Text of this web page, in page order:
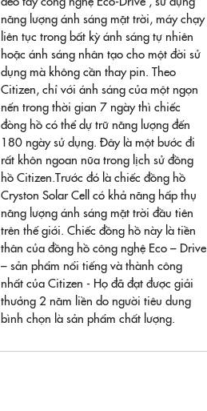
năng lượng ánh sáng mặt trời, máy chạy
liên tục trong bất kỳ ánh sáng tự nhiên
hoặc ánh sáng nhân tạo cho một đời sử
dụng mà không cần thay pin. Theo
Citizen, chỉ với ánh sáng của một ngọn
nến trong thời gian 7 ngày thì chiếc
đòng hồ có thể dự trữ năng lượng đến
180 ngày sử dụng. Đây là một bước đi
rất khôn ngoan nữa trong lịch sử đồng
hồ Citizen.Trước đó là chiếc đồng hồ
Cryston Solar Cell có khả năng hấp thụ
năng lượng ánh sáng mặt trời đầu tiên
trên thế giới. Chiếc đồng hồ này là tiền
thân của đồng hồ công nghệ Eco – Drive
– sản phẩm nổi tiếng và thành công
nhất của Citizen - Họ đã đạt được giải
thưởng 2 năm liền do người tiêu dung
bình chọn là sản phẩm chất lượng.